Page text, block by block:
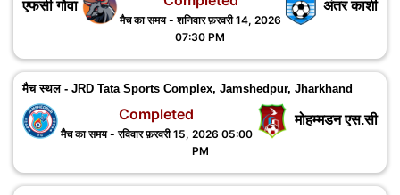
एफसी गोवा अंतर काशी
मैच का समय - शनिवार फ़रवरी 14, 2026
07:30 PM
मैच स्थल - JRD Tata Sports Complex, Jamshedpur, ‎Jharkhand
मोहम्मडन एस.सी
Completed
मैच का समय - रविवार फ़रवरी 15, 2026 05:00
PM